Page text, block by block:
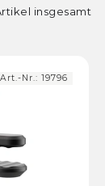
insgesamt
Art.-Nr.: 19796